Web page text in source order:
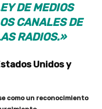
DE MEDIOS
CANALES DE
RADIOS.»
Unidos y
como un reconocimiento